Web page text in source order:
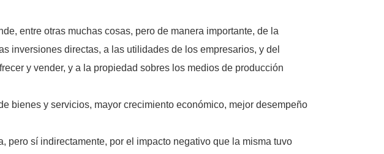
entre otras muchas cosas, pero de manera importante, de la
inversiones directas, a las utilidades de los empresarios, y del
y vender, y a la propiedad sobres los medios de producción
bienes y servicios, mayor crecimiento económico, mejor desempeño
pero sí indirectamente, por el impacto negativo que la misma tuvo